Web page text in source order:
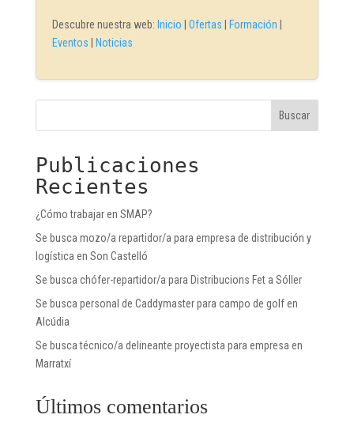
Descubre nuestra web: Inicio Ofertas Formación
Eventos
Noticias
Buscar
Publicaciones
Recientes
¿Cómo trabajar en SMAP?
Se busca mozo/a repartidor/a para empresa de distribución y
logística en Son Castelló
Se busca chófer-repartidor/a para Distribucions Fet a Sóller
Se busca personal de Caddymaster para campo de golf en
Alcúdia
Se busca técnico/a delineante proyectista para empresa en
Marratxí
Últimos comentarios